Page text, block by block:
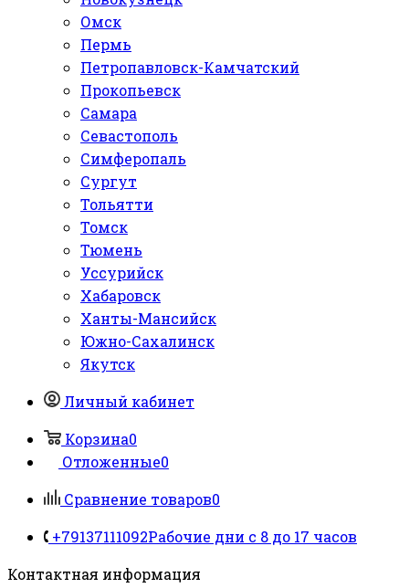
Омск
Пермь
Петропавловск-Камчатский
Прокопьевск
Самара
Севастополь
Симферопаль
Сургут
Тольятти
Томск
Тюмень
Уссурийск
Хабаровск
Ханты-Мансийск
Южно-Сахалинск
Якутск
Личный кабинет
Корзина0
Отложенные0
Сравнение товаров0
+79137111092Рабочие дни с 8 до 17 часов
Контактная информация